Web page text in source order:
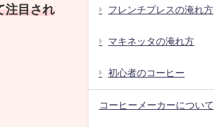
注目され
フレンチプレスの淹れ方
マキネッタの淹れ方
初心者のコーヒー
コーヒーメーカーについて